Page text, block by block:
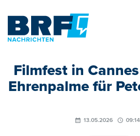
Filmfest in
Ehrenpalme für
13.05.2026 09:14